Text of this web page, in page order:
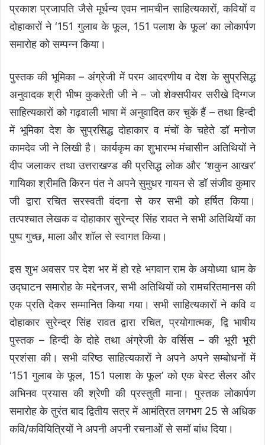
प्रकाश प्रजापति जैसे मूर्धन्य एवम नामचीन साहित्यकारों, कवियों व
दोहाकारों ने ‘151 गुलाब के फूल, 151 पलाश के फूल’ का लोकार्पण
समारोह को सम्पन्न किया।
पुस्तक की भूमिका – अंग्रेजी में परम आदरणीय व देश के सुप्रसिद्ध
अनुवादक श्री भीष्म कुकरेती जी ने – जो शेक्सपीयर सरीखे दिग्गज
साहित्यकारों को गढ़वाली भाषा में अनुवादित कर चुकें हैं – तथा हिन्दी
में भूमिका देश के सुप्रसिद्ध दोहाकार व मंचों के चहेते डॉ मनोज
कामदेव जी ने लिखी है। कार्यकृम का शुभारम्भ मंचासीन अतिथियों ने
दीप जलाकर तथा उत्तराखण्ड की प्रसिद्ध लोक और ‘शकुन आखर’
गायिका श्रीमति किरन पंत ने अपने सुमुधर गायन से डॉ संजीव कुमार
जी द्वारा रचित सरस्वती वंदना से कर सभी को हर्षित किया।
तत्पश्चात लेखक व दोहाकार सुरेन्द्र सिंह रावत ने सभी अतिथियों का
पुष्प गुच्छ, माला और शॉल से स्वागत किया।
इस शुभ अवसर पर देश भर में हो रहे भगवान राम के अयोध्या धाम के
उद्घाटन समारोह के मद्देनजर, सभी अतिथियों को रामचरितमानस की
एक प्रति देकर सम्मानित किया गया। सभी साहित्यकारों ने कवि व
दोहाकार सुरेन्द्र सिंह रावत द्वारा रचित, प्रयोगात्मक, द्वि भाषीय
पुस्तक – हिन्दी के दोहे तथा अंग्रेजी के वर्सिस – की भूरी भूरी
प्रशंसा की। सभी वरिष्ठ साहित्यकारों ने अपने अपने सम्बोधनों में
‘151 गुलाब के फूल, 151 पलाश के फूल’ को एक बेस्ट सैलर और
अभिनव प्रयास की श्रेणी की प्रस्तुती माना। पुस्तक लोकार्पण
समारोह के तुरंत बाद द्वितीय सत्र में आमंत्रित लगभग 25 से अधिक
कवि/कवियित्रियों ने अपनी अपनी रचनाओं से समॉ बांध दिया।